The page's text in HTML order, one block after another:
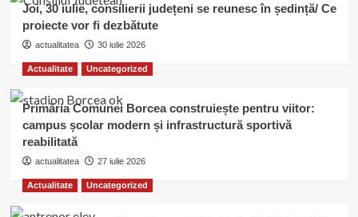
Joi, 30 iulie, consilierii județeni se reunesc în ședință/ Ce
proiecte vor fi dezbătute
actualitatea 30 iulie 2026
Actualitate Uncategorized
Primăria Comunei Borcea construiește pentru viitor:
campus școlar modern și infrastructură sportivă
reabilitată
actualitatea 27 iulie 2026
Actualitate Uncategorized